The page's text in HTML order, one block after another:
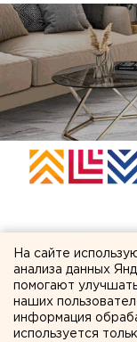
ЧИТАЙТЕ
Полпред
атаке БПЛА
Власти
На сайте
анализа данных
помогают
наших
информация
используется